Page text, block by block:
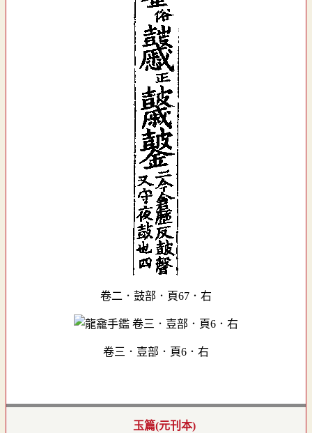
卷二．鼓部．頁67．右
卷三．壴部．頁6．右
玉篇(元刊本)